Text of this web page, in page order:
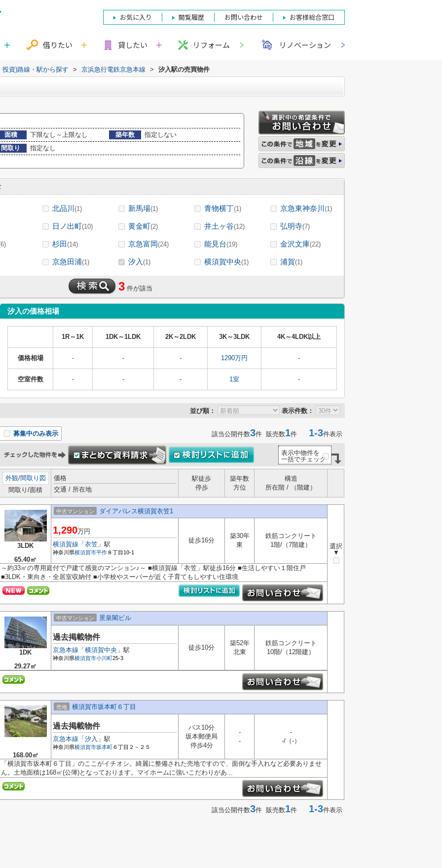
お気に入り 閲覧履歴 お問い合わせ お客様総合窓口
借りたい 貸したい リフォーム リノベーション
投資)路線・駅から探す > 京浜急行電鉄京急本線 > 汐入駅の売買物件
面積 下限なし～上限なし 築年数
指定しない
間取り
指定なし
北品川 (1) 新馬場(1) 青物横丁(1) 京急東神奈川 (1)
日ノ出町(10) 黄金町(2) 井土ヶ谷(12) 弘明寺(7)
杉田(14) 京急富岡(24) 能見台(19) 金沢文庫(22)
京急田浦(1) 汐入 (1) 横須賀中央(1) 浦賀(1)
3 件が該当
汐入の価格相場
1R～1K 1DK～1LDK 2K～2LDK 3K～3LDK 4K～4LDK以上
価格相場 - - - 1290万円 -
空室件数 - - - 1室 -
並び順： 表示件数：
募集中のみ表示 該当公開件数3件 販売数1件 1-3件表示
表示中物件を
一括でチェック
外観/間取り図
間取り/面積
価格
交通 / 所在地
駅徒歩
停歩
築年数
方位
構造
所在階 / （階建）
3LDK
65.40㎡
中古マンション ダイアパレス横須賀衣笠1
選択
▼
1,290万円
横須賀線 「 衣笠 」駅
神奈川県横須賀市平作８丁目10-1
徒歩16分
築30年
東
鉄筋コンクリート
1階/（7階建）
～約33㎡の専用庭付で戸建て感覚のマンション♪～ ■横須賀線「衣笠」駅徒歩16分 ■生活しやすい１階住戸
■3LDK・東向き・全居室収納付 ■小学校やスーパーが近く子育てもしやすい住環境
1DK
29.27㎡
中古マンション 景泉閣ビル
過去掲載物件
京急本線 「 横須賀中央 」駅
神奈川県横須賀市小川町25-3
徒歩10分
築52年
北東
鉄筋コンクリート
10階/（12階建）
168.00㎡
売地 横須賀市坂本町６丁目
過去掲載物件
京急本線 「 汐入 」駅
神奈川県横須賀市坂本町 ６丁目２－２５
バス10分
坂本郵便局
停歩4分
-
-
-
-/（-）
「横須賀市坂本町６丁目」のここがイチオシ。綺麗に整備された売地ですので、面倒な手入れなど必要ありませ
ん。土地面積は168㎡(公簿)となっております。マイホームに強いこだわりがあ...
該当公開件数3件 販売数1件 1-3件表示